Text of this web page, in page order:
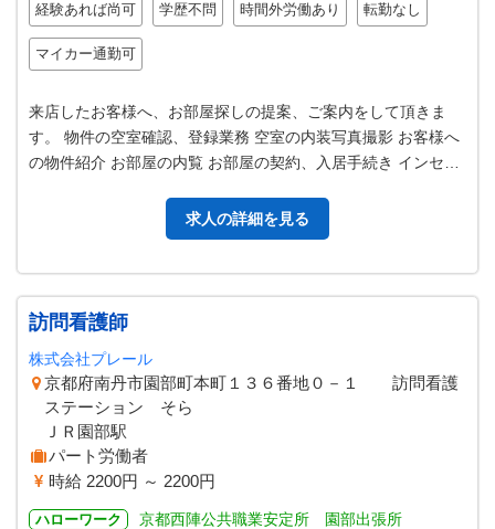
経験あれば尚可 学歴不問 時間外労働あり 転勤なし
マイカー通勤可
来店したお客様へ、お部屋探しの提案、ご案内をして頂きま
す。 物件の空室確認、登録業務 空室の内装写真撮影 お客様へ
の物件紹介 お部屋の内覧 お部屋の契約、入居手続き インセン
求人の詳細を見る
訪問看護師
株式会社プレール
京都府南丹市園部町本町１３６番地０－１ 訪問看護
ステーション そら
ＪＲ園部駅
パート労働者
時給 2200円 ～ 2200円
ハローワーク 京都西陣公共職業安定所 園部出張所